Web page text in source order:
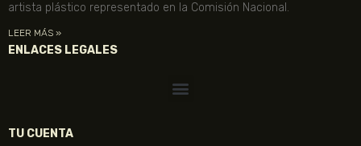
artista plástico representado en la Comisión Nacional.
LEER MÁS »
ENLACES LEGALES
TU CUENTA